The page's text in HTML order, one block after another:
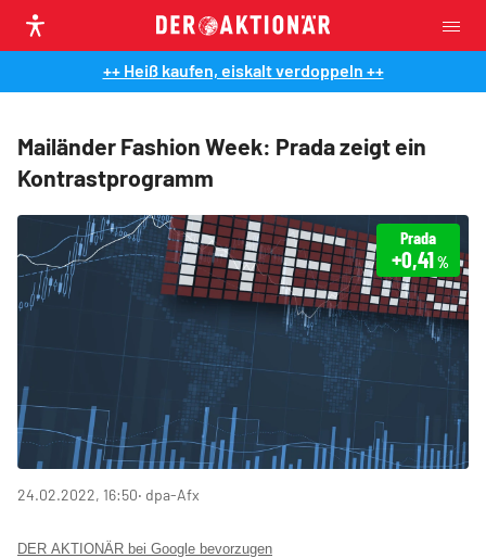
++ Heiß kaufen, eiskalt verdoppeln ++
Mailänder Fashion Week: Prada zeigt ein
Kontrastprogramm
Prada
+0,41%
24.02.2022, 16:50‧ dpa-Afx
DER AKTIONÄR bei Google bevorzugen